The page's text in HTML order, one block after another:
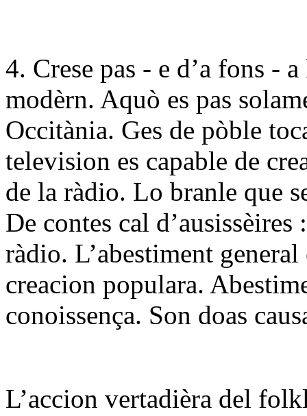
4. Crese pas - e d’a fons -
modèrn. Aquò es pas
Occitània. Ges de pòble
television es capable de
de la ràdio. Lo branle que
De contes cal
ràdio. L’abestiment
creacion populara.
conoissença. Son doas
L’accion vertadièra del